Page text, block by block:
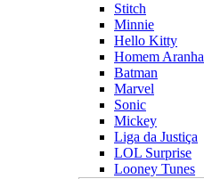
Stitch
Minnie
Hello Kitty
Homem Aranha
Batman
Marvel
Sonic
Mickey
Liga da Justiça
LOL Surprise
Looney Tunes